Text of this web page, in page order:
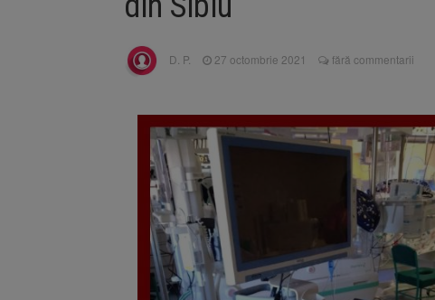
Înalta Curte
Strategia
D. P. 27 octombrie 2021 fără commentarii